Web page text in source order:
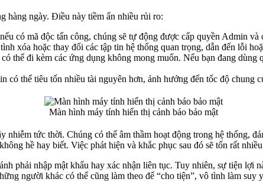
hàng ngày. Điều này tiềm ẩn nhiều rủi ro:
có mã độc tấn công, chúng sẽ tự động được cấp quyền Admin và
xóa hoặc thay đổi các tập tin hệ thống quan trọng, dẫn đến lỗi
thể đi kèm các ứng dụng không mong muốn. Nếu bạn đang
có thể tiêu tốn nhiều tài nguyên hơn, ảnh hưởng đến tốc độ chung
Màn hình máy tính hiển thị cảnh báo bảo mật
tức thời. Chúng có thể âm thầm hoạt động trong hệ thống,
hề hay biết. Việc phát hiện và khắc phục sau đó sẽ tốn rất
phải nhập mật khẩu hay xác nhận liên tục. Tuy nhiên, sự tiện lợi
người khác có thể cũng làm theo để “cho tiện”, vô tình làm suy